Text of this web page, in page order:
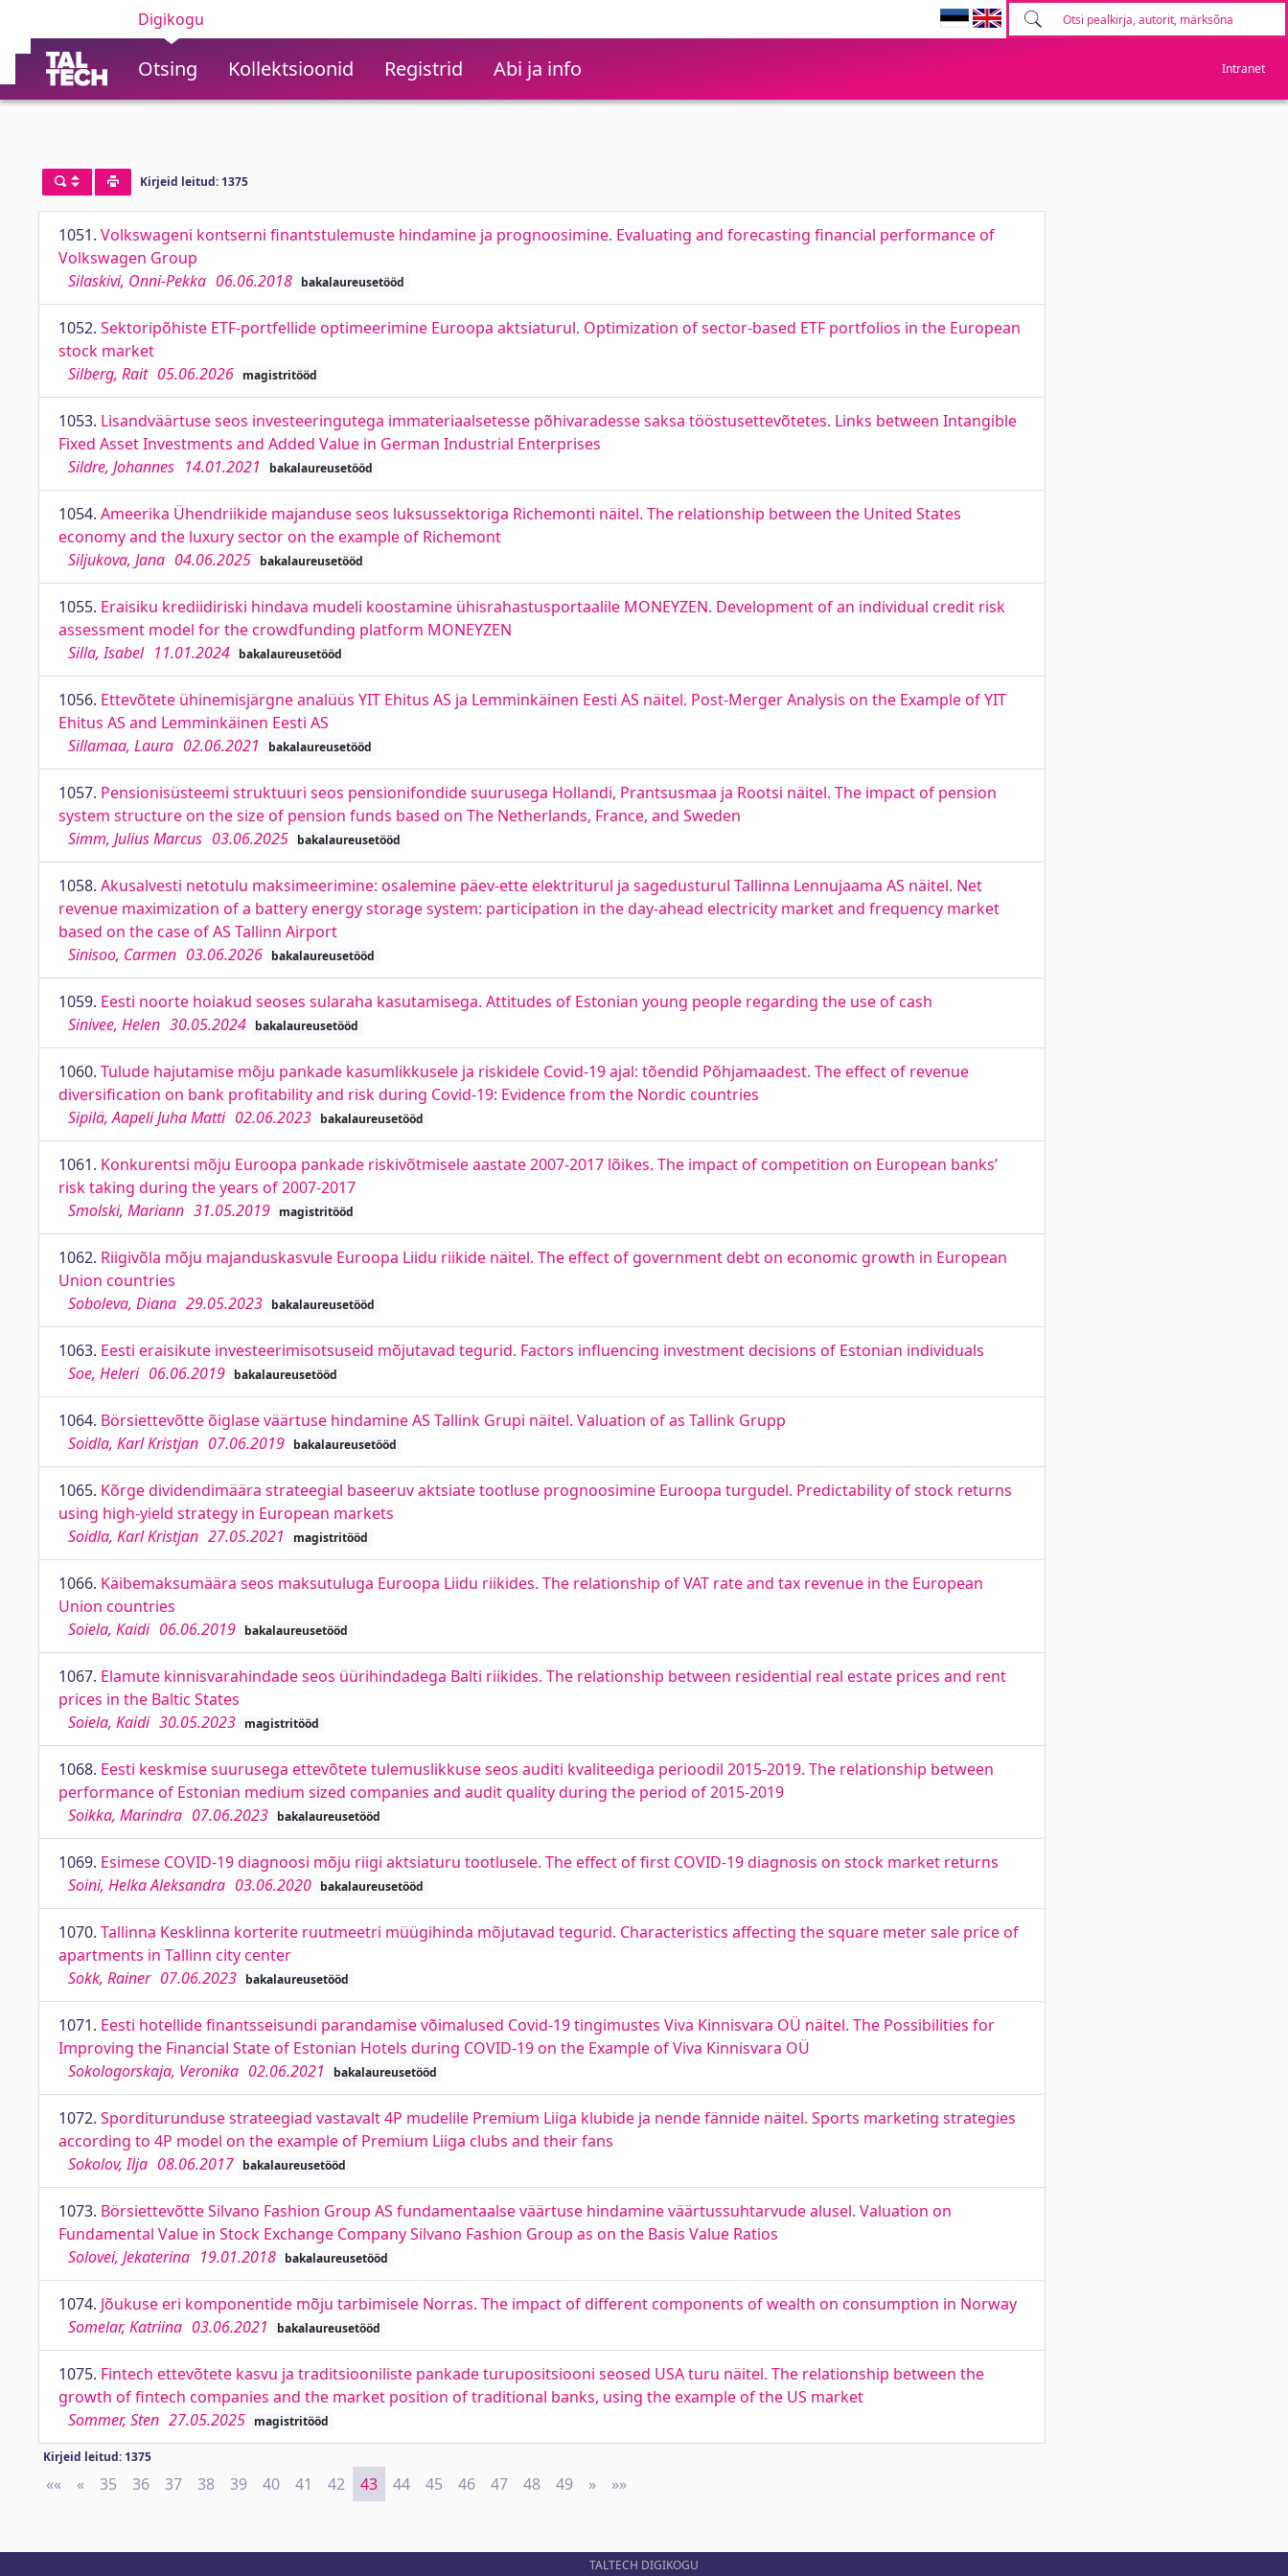
Digikogu
Otsing Kollektsioonid Registrid Abi ja info Intranet
Kirjeid leitud: 1375
1051. Volkswageni kontserni finantstulemuste hindamine ja prognoosimine. Evaluating and forecasting financial performance of
Volkswagen Group
Silaskivi, Onni-Pekka 06.06.2018 bakalaureusetööd
1052. Sektoripõhiste ETF-portfellide optimeerimine Euroopa aktsiaturul. Optimization of sector-based ETF portfolios in the European
stock market
Silberg, Rait 05.06.2026 magistritööd
1053. Lisandväärtuse seos investeeringutega immateriaalsetesse põhivaradesse saksa tööstusettevõtetes. Links between Intangible
Fixed Asset Investments and Added Value in German Industrial Enterprises
Sildre, Johannes 14.01.2021 bakalaureusetööd
1054. Ameerika Ühendriikide majanduse seos luksussektoriga Richemonti näitel. The relationship between the United States
economy and the luxury sector on the example of Richemont
Siljukova, Jana 04.06.2025 bakalaureusetööd
1055. Eraisiku krediidiriski hindava mudeli koostamine ühisrahastusportaalile MONEYZEN. Development of an individual credit risk
assessment model for the crowdfunding platform MONEYZEN
Silla, Isabel 11.01.2024 bakalaureusetööd
1056. Ettevõtete ühinemisjärgne analüüs YIT Ehitus AS ja Lemminkäinen Eesti AS näitel. Post-Merger Analysis on the Example of YIT
Ehitus AS and Lemminkäinen Eesti AS
Sillamaa, Laura 02.06.2021 bakalaureusetööd
1057. Pensionisüsteemi struktuuri seos pensionifondide suurusega Hollandi, Prantsusmaa ja Rootsi näitel. The impact of pension
system structure on the size of pension funds based on The Netherlands, France, and Sweden
Simm, Julius Marcus 03.06.2025 bakalaureusetööd
1058. Akusalvesti netotulu maksimeerimine: osalemine päev-ette elektriturul ja sagedusturul Tallinna Lennujaama AS näitel. Net
revenue maximization of a battery energy storage system: participation in the day-ahead electricity market and frequency market
based on the case of AS Tallinn Airport
Sinisoo, Carmen 03.06.2026 bakalaureusetööd
1059. Eesti noorte hoiakud seoses sularaha kasutamisega. Attitudes of Estonian young people regarding the use of cash
Sinivee, Helen 30.05.2024 bakalaureusetööd
1060. Tulude hajutamise mõju pankade kasumlikkusele ja riskidele Covid-19 ajal: tõendid Põhjamaadest. The effect of revenue
diversification on bank profitability and risk during Covid-19: Evidence from the Nordic countries
Sipilä, Aapeli Juha Matti 02.06.2023 bakalaureusetööd
1061. Konkurentsi mõju Euroopa pankade riskivõtmisele aastate 2007‐2017 lõikes. The impact of competition on European banks’
risk taking during the years of 2007-­2017
Smolski, Mariann 31.05.2019 magistritööd
1062. Riigivõla mõju majanduskasvule Euroopa Liidu riikide näitel. The effect of government debt on economic growth in European
Union countries
Soboleva, Diana 29.05.2023 bakalaureusetööd
1063. Eesti eraisikute investeerimisotsuseid mõjutavad tegurid. Factors influencing investment decisions of Estonian individuals
Soe, Heleri 06.06.2019 bakalaureusetööd
1064. Börsiettevõtte õiglase väärtuse hindamine AS Tallink Grupi näitel. Valuation of as Tallink Grupp
Soidla, Karl Kristjan 07.06.2019 bakalaureusetööd
1065. Kõrge dividendimäära strateegial baseeruv aktsiate tootluse prognoosimine Euroopa turgudel. Predictability of stock returns
using high-yield strategy in European markets
Soidla, Karl Kristjan 27.05.2021 magistritööd
1066. Käibemaksumäära seos maksutuluga Euroopa Liidu riikides. The relationship of VAT rate and tax revenue in the European
Union countries
Soiela, Kaidi 06.06.2019 bakalaureusetööd
1067. Elamute kinnisvarahindade seos üürihindadega Balti riikides. The relationship between residential real estate prices and rent
prices in the Baltic States
Soiela, Kaidi 30.05.2023 magistritööd
1068. Eesti keskmise suurusega ettevõtete tulemuslikkuse seos auditi kvaliteediga perioodil 2015-2019. The relationship between
performance of Estonian medium sized companies and audit quality during the period of 2015-2019
Soikka, Marindra 07.06.2023 bakalaureusetööd
1069. Esimese COVID-19 diagnoosi mõju riigi aktsiaturu tootlusele. The effect of first COVID-19 diagnosis on stock market returns
Soini, Helka Aleksandra 03.06.2020 bakalaureusetööd
1070. Tallinna Kesklinna korterite ruutmeetri müügihinda mõjutavad tegurid. Characteristics affecting the square meter sale price of
apartments in Tallinn city center
Sokk, Rainer 07.06.2023 bakalaureusetööd
1071. Eesti hotellide finantsseisundi parandamise võimalused Covid-19 tingimustes Viva Kinnisvara OÜ näitel. The Possibilities for
Improving the Financial State of Estonian Hotels during COVID-19 on the Example of Viva Kinnisvara OÜ
Sokologorskaja, Veronika 02.06.2021 bakalaureusetööd
1072. Sporditurunduse strateegiad vastavalt 4P mudelile Premium Liiga klubide ja nende fännide näitel. Sports marketing strategies
according to 4P model on the example of Premium Liiga clubs and their fans
Sokolov, Ilja 08.06.2017 bakalaureusetööd
1073. Börsiettevõtte Silvano Fashion Group AS fundamentaalse väärtuse hindamine väärtussuhtarvude alusel. Valuation on
Fundamental Value in Stock Exchange Company Silvano Fashion Group as on the Basis Value Ratios
Solovei, Jekaterina 19.01.2018 bakalaureusetööd
1074. Jõukuse eri komponentide mõju tarbimisele Norras. The impact of different components of wealth on consumption in Norway
Somelar, Katriina 03.06.2021 bakalaureusetööd
1075. Fintech ettevõtete kasvu ja traditsiooniliste pankade turupositsiooni seosed USA turu näitel. The relationship between the
growth of fintech companies and the market position of traditional banks, using the example of the US market
Sommer, Sten 27.05.2025 magistritööd
Kirjeid leitud: 1375
«« First
« Previous
35 36 37 38 39 40 41 42 43 44 45 46 47 48 49 » Next
»»
TALTECH DIGIKOGU